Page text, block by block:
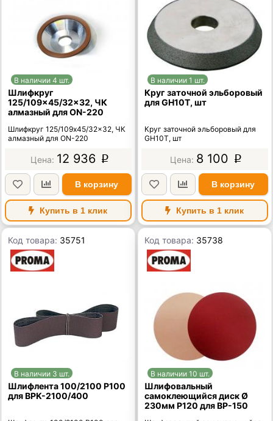
В наличии 4 шт.
Шлифкруг
125/109x45/32x32, ЧК
алмазный для ON-220
Шлифкруг 125/109x45/32x32, ЧК
алмазный для ON-220
12 936 p
В корзину
Купить в 1 клик
В наличии 1 шт.
Круг заточной эльборовый
для GH10T, шт
Круг заточной эльборовый для
GH10T, шт
8 100 p
В корзину
Купить в 1 клик
Код товара: 35751
В наличии 3 шт.
Шлифлента 100/2100 Р100
для BPK-2100/400
Код товара: 35738
В наличии 10 шт.
Шлифовальный
самоклеющийся диск Ø
230мм P120 для BP-150